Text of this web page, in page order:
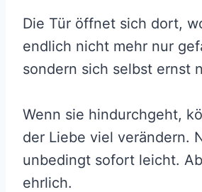
Die Tür öffnet sich dort,
endlich nicht mehr nur
sondern sich selbst ernst
Wenn sie hindurchgeht,
der Liebe viel verändern.
unbedingt sofort leicht.
ehrlich.